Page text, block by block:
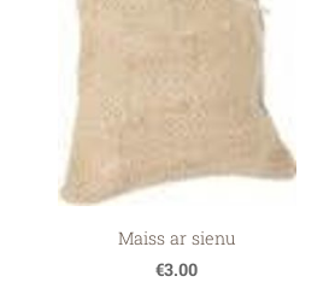
Maiss ar sienu
€3.00